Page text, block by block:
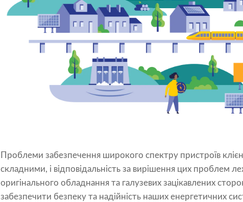
Проблеми забезпечення широкого спектру пристроїв
складними, і відповідальність за вирішення цих проблем
оригінального обладнання та галузевих зацікавлених
забезпечити безпеку та надійність наших енергетичних